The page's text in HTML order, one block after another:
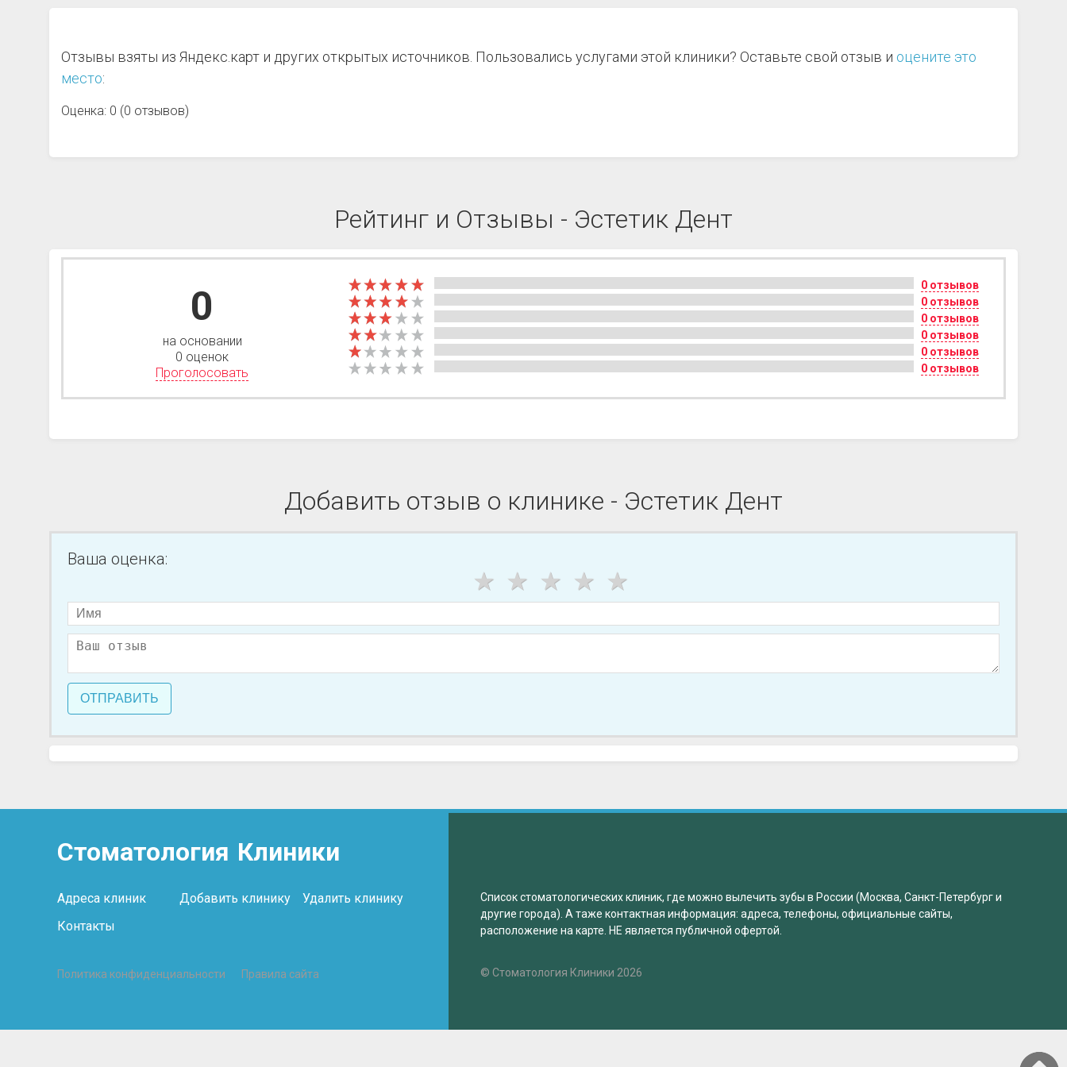
Отзывы взяты из Яндекс.карт и других открытых источников. Пользовались услугами этой клиники? Оставьте свой отзыв и оцените это
место:
Оценка: 0 (0 отзывов)
Рейтинг и Отзывы - Эстетик Дент
0
на основании
0 оценок
Проголосовать
0 отзывов
0 отзывов
0 отзывов
0 отзывов
0 отзывов
0 отзывов
Добавить отзыв о клинике - Эстетик Дент
Ваша оценка:
ОТПРАВИТЬ
Стоматология Клиники
Адреса клиник Добавить клинику
Удалить клинику
Контакты
Политика конфиденциальности Правила сайта
Список стоматологических клиник, где можно вылечить зубы в России (Москва, Санкт-Петербург и
другие города). А таже контактная информация: адреса, телефоны, официальные сайты,
расположение на карте. НЕ является публичной офертой.
© Стоматология Клиники 2026